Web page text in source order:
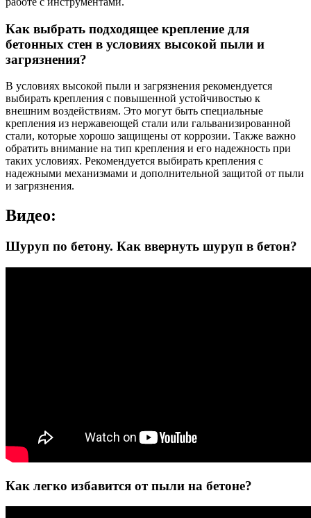
Как выбрать подходящее крепление для
бетонных стен в условиях высокой пыли и
загрязнения?
В условиях высокой пыли и загрязнения рекомендуется
выбирать крепления с повышенной устойчивостью к
внешним воздействиям. Это могут быть специальные
крепления из нержавеющей стали или гальванизированной
стали, которые хорошо защищены от коррозии. Также важно
обратить внимание на тип крепления и его надежность при
таких условиях. Рекомендуется выбирать крепления с
надежными механизмами и дополнительной защитой от пыли
и загрязнения.
Видео:
Шуруп по бетону. Как ввернуть шуруп в бетон?
Как легко избавится от пыли на бетоне?